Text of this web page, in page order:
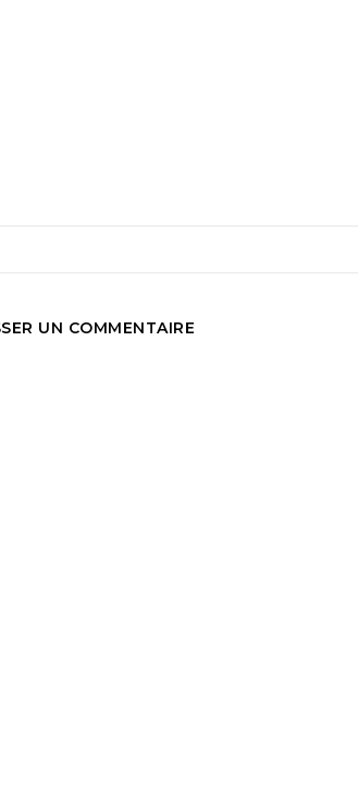
UN COMMENTAIRE